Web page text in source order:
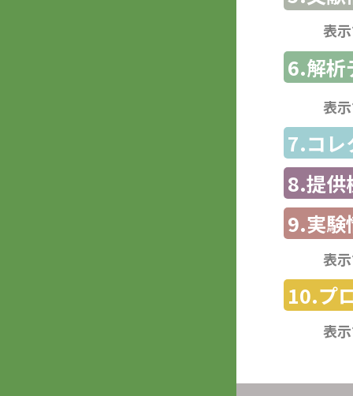
表
6.解析
表
7.コレ
8.提供
9.実験
表
10.プ
表